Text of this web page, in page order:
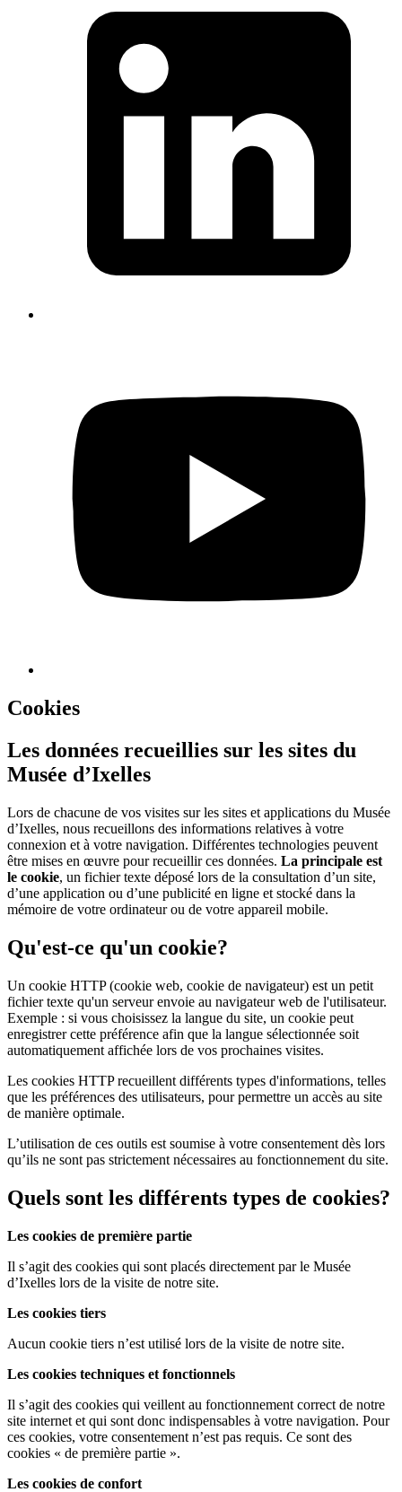
Cookies
Les données recueillies sur les sites du
Musée d’Ixelles
Lors de chacune de vos visites sur les sites et applications du Musée
d’Ixelles, nous recueillons des informations relatives à votre
connexion et à votre navigation. Différentes technologies peuvent
être mises en œuvre pour recueillir ces données. La principale est
le cookie, un fichier texte déposé lors de la consultation d’un site,
d’une application ou d’une publicité en ligne et stocké dans la
mémoire de votre ordinateur ou de votre appareil mobile.
Qu'est-ce qu'un cookie?
Un cookie HTTP (cookie web, cookie de navigateur) est un petit
fichier texte qu'un serveur envoie au navigateur web de l'utilisateur.
Exemple : si vous choisissez la langue du site, un cookie peut
enregistrer cette préférence afin que la langue sélectionnée soit
automatiquement affichée lors de vos prochaines visites.
Les cookies HTTP recueillent différents types d'informations, telles
que les préférences des utilisateurs, pour permettre un accès au site
de manière optimale.
L’utilisation de ces outils est soumise à votre consentement dès lors
qu’ils ne sont pas strictement nécessaires au fonctionnement du site.
Quels sont les différents types de cookies?
Les cookies de première partie
Il s’agit des cookies qui sont placés directement par le Musée
d’Ixelles lors de la visite de notre site.
Les cookies tiers
Aucun cookie tiers n’est utilisé lors de la visite de notre site.
Les cookies techniques et fonctionnels
Il s’agit des cookies qui veillent au fonctionnement correct de notre
site internet et qui sont donc indispensables à votre navigation. Pour
ces cookies, votre consentement n’est pas requis. Ce sont des
cookies « de première partie ».
Les cookies de confort